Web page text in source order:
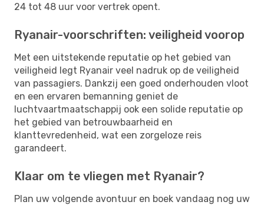
24 tot 48 uur voor vertrek opent.
Ryanair-voorschriften: veiligheid voorop
Met een uitstekende reputatie op het gebied van
veiligheid legt Ryanair veel nadruk op de veiligheid
van passagiers. Dankzij een goed onderhouden vloot
en een ervaren bemanning geniet de
luchtvaartmaatschappij ook een solide reputatie op
het gebied van betrouwbaarheid en
klanttevredenheid, wat een zorgeloze reis
garandeert.
Klaar om te vliegen met Ryanair?
Plan uw volgende avontuur en boek vandaag nog uw